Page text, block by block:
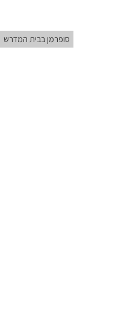
סופרמן בבית המדרש